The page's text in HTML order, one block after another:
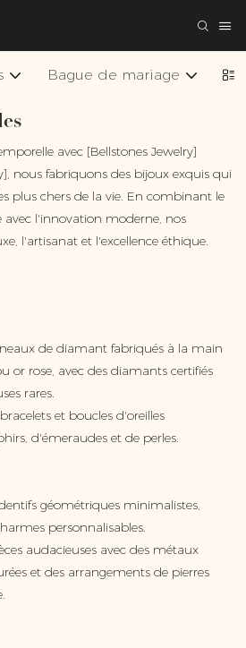
Bague de mariage
avec [Bellstones Jewelry]
nous fabriquons des bijoux exquis qui
plus chers de la vie. En combinant le
avec l'innovation moderne, nos
l'artisanat et l'excellence éthique.
de diamant fabriqués à la main
or rose, avec des diamants certifiés
rares.
et boucles d'oreilles
d'émeraudes et de perles.
géométriques minimalistes,
personnalisables.
audacieuses avec des métaux
et des arrangements de pierres